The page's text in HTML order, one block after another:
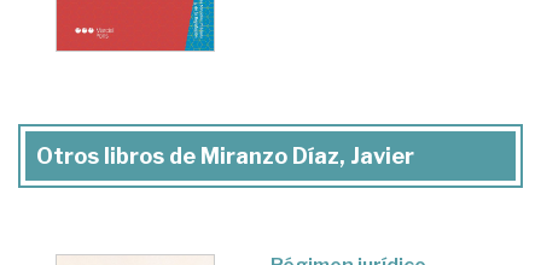
Otros libros de Miranzo Díaz, Javier